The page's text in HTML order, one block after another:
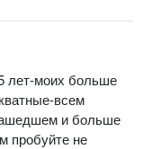
лет-моих больше
всем
и больше
пробуйте не